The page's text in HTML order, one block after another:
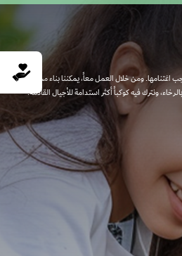
اغتنامها. ومن خلال العمل معاً، يمكننا بناء مستقبل
ونترك فيه كوكباً أكثر استدامة للأجيال القادمة.